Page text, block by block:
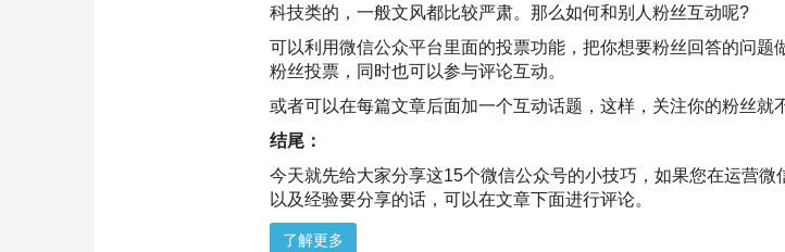
科技类的，一般文风都比较严肃。那么如何和别人粉丝互动呢?
可以利用微信公众平台里面的投票功能，把你想要粉丝回答的问题
粉丝投票，同时也可以参与评论互动。
或者可以在每篇文章后面加一个互动话题，这样，关注你的粉丝就
结尾：
今天就先给大家分享这15个微信公众号的小技巧，如果您在运营微
以及经验要分享的话，可以在文章下面进行评论。
了解更多